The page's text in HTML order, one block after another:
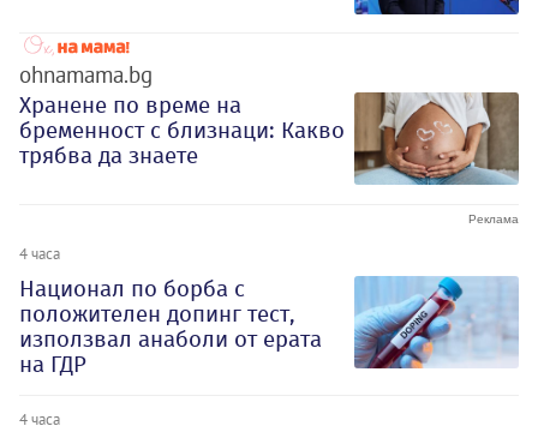
ohnamama.bg
Хранене по време на
бременност с близнаци: Какво
трябва да знаете
4 часа
Национал по борба с
положителен допинг тест,
използвал анаболи от ерата
на ГДР
4 часа